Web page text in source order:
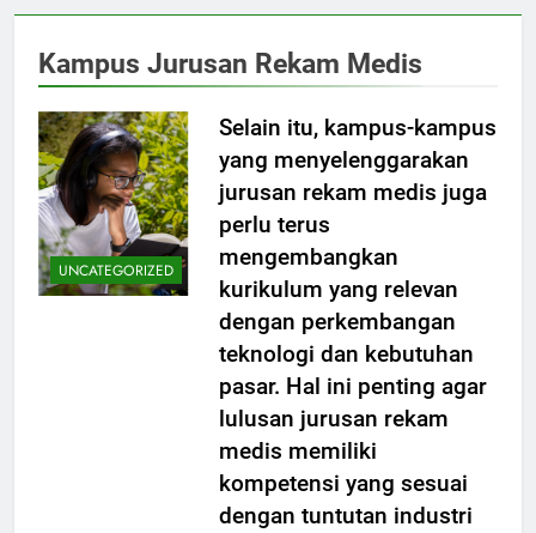
Kampus Jurusan Rekam Medis
UNCATEGORIZED
Selain itu, kampus-kampus
yang menyelenggarakan
jurusan rekam medis juga
perlu terus
mengembangkan
kurikulum yang relevan
dengan perkembangan
teknologi dan kebutuhan
pasar. Hal ini penting agar
lulusan jurusan rekam
medis memiliki
kompetensi yang sesuai
dengan tuntutan industri